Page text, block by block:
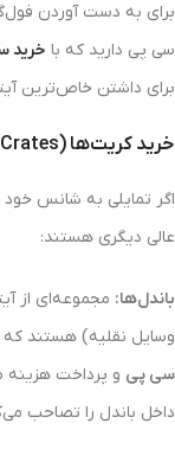
برای به دست آوردن
سی پی دارید که با خرید
برای داشتن خاص‌ترین
خرید کریت‌ها (Crates) و باندل‌ها (Bundles)
اگر تمایلی به شانس خود
عالی دیگری هستند:
باندل‌ها: مجموعه‌ای از
وسایل نقلیه) هستند
سی پی و پرداخت
داخل باندل را تصاحب